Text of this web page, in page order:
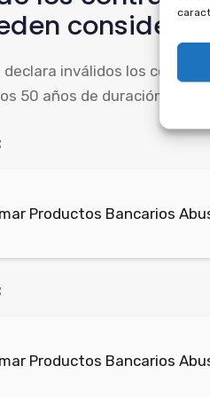
considerar
inválidos los
50 años de duración, algo
Productos Bancarios
Productos Bancarios